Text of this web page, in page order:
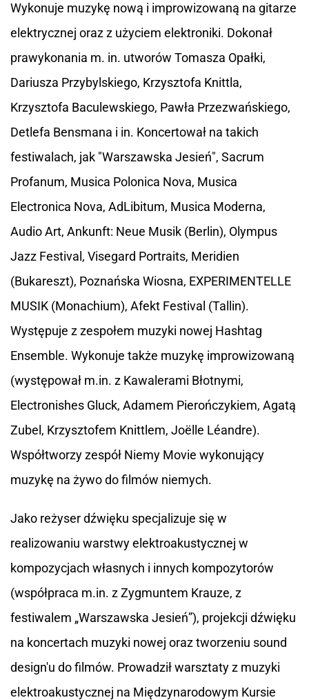
Wykonuje muzykę nową i improwizowaną na gitarze
elektrycznej oraz z użyciem elektroniki. Dokonał
prawykonania m. in. utworów Tomasza Opałki,
Dariusza Przybylskiego, Krzysztofa Knittla,
Krzysztofa Baculewskiego, Pawła Przezwańskiego,
Detlefa Bensmana i in. Koncertował na takich
festiwalach, jak "Warszawska Jesień", Sacrum
Profanum, Musica Polonica Nova, Musica
Electronica Nova, AdLibitum, Musica Moderna,
Audio Art, Ankunft: Neue Musik (Berlin), Olympus
Jazz Festival, Visegard Portraits, Meridien
(Bukareszt), Poznańska Wiosna, EXPERIMENTELLE
MUSIK (Monachium), Afekt Festival (Tallin).
Występuje z zespołem muzyki nowej Hashtag
Ensemble. Wykonuje także muzykę improwizowaną
(występował m.in. z Kawalerami Błotnymi,
Electronishes Gluck, Adamem Pierończykiem, Agatą
Zubel, Krzysztofem Knittlem, Joëlle Léandre).
Współtworzy zespół Niemy Movie wykonujący
muzykę na żywo do filmów niemych.
Jako reżyser dźwięku specjalizuje się w
realizowaniu warstwy elektroakustycznej w
kompozycjach własnych i innych kompozytorów
(współpraca m.in. z Zygmuntem Krauze, z
festiwalem „Warszawska Jesień”), projekcji dźwięku
na koncertach muzyki nowej oraz tworzeniu sound
design'u do filmów. Prowadził warsztaty z muzyki
elektroakustycznej na Międzynarodowym Kursie